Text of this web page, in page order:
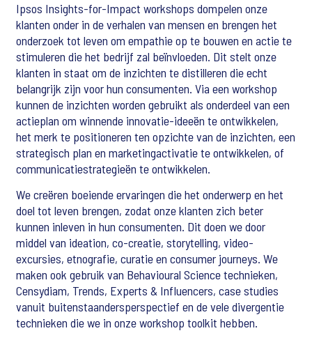
Ipsos Insights-for-Impact workshops dompelen onze
klanten onder in de verhalen van mensen en brengen het
onderzoek tot leven om empathie op te bouwen en actie te
stimuleren die het bedrijf zal beïnvloeden. Dit stelt onze
klanten in staat om de inzichten te distilleren die echt
belangrijk zijn voor hun consumenten. Via een workshop
kunnen de inzichten worden gebruikt als onderdeel van een
actieplan om winnende innovatie-ideeën te ontwikkelen,
het merk te positioneren ten opzichte van de inzichten, een
strategisch plan en marketingactivatie te ontwikkelen, of
communicatiestrategieën te ontwikkelen.
We creëren boeiende ervaringen die het onderwerp en het
doel tot leven brengen, zodat onze klanten zich beter
kunnen inleven in hun consumenten. Dit doen we door
middel van ideation, co-creatie, storytelling, video-
excursies, etnografie, curatie en consumer journeys. We
maken ook gebruik van Behavioural Science technieken,
Censydiam, Trends, Experts & Influencers, case studies
vanuit buitenstaandersperspectief en de vele divergentie
technieken die we in onze workshop toolkit hebben.